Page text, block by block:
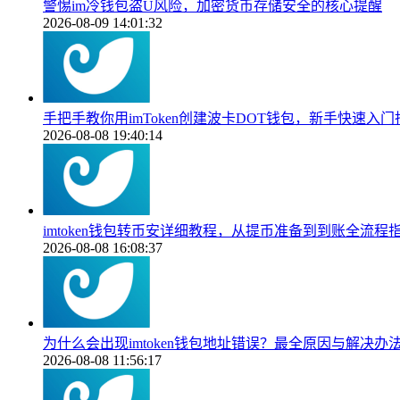
警惕im冷钱包盗U风险，加密货币存储安全的核心提醒
2026-08-09 14:01:32
手把手教你用imToken创建波卡DOT钱包，新手快速入门
2026-08-08 19:40:14
imtoken钱包转币安详细教程，从提币准备到到账全流程
2026-08-08 16:08:37
为什么会出现imtoken钱包地址错误？最全原因与解决办
2026-08-08 11:56:17